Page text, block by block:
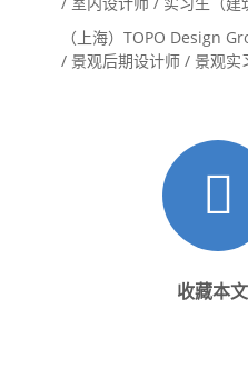
（上海）TOPO Design
/ 景观后期设计师 / 景观实
收藏本文